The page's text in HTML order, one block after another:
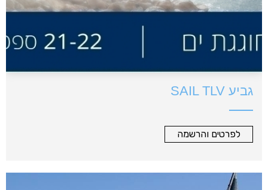
גביע SAIL TLV
לפרטים והרשמה